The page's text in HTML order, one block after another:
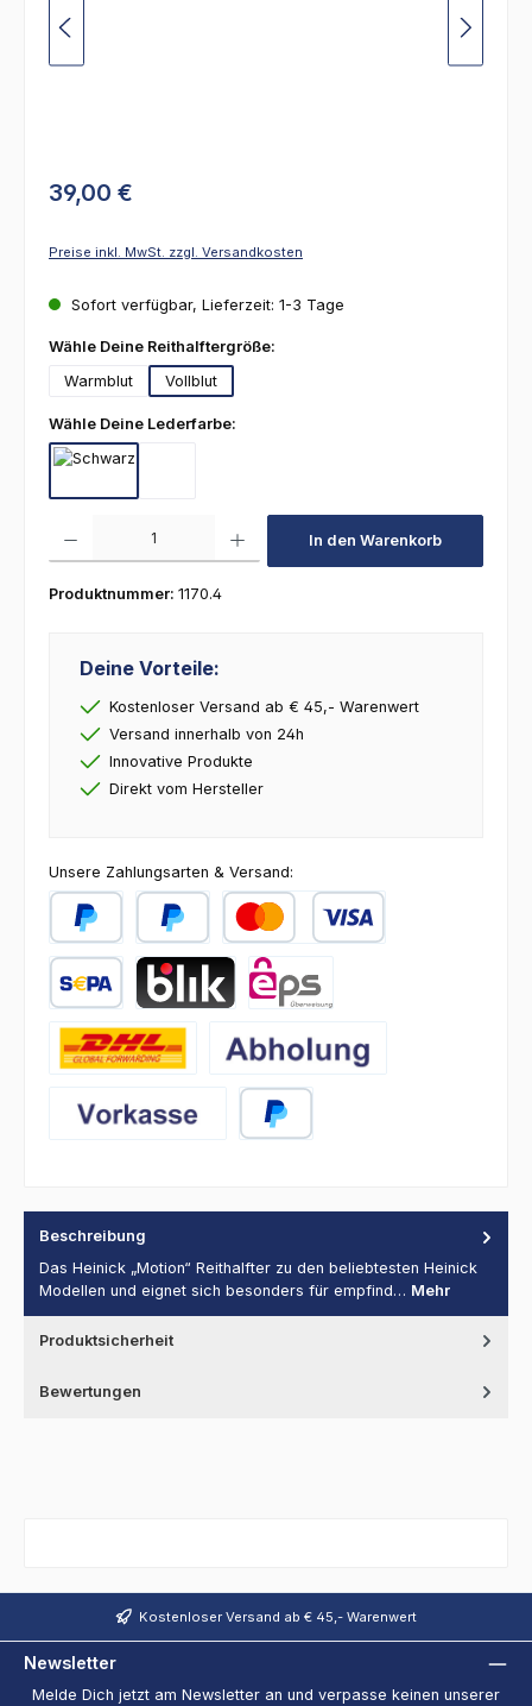
39,00 €
Preise inkl. MwSt. zzgl. Versandkosten
Sofort verfügbar, Lieferzeit: 1-3 Tage
Wähle Deine Reithalftergröße:
Warmblut
Vollblut
Wähle Deine Lederfarbe:
In den Warenkorb
Produktnummer: 1170.4
Deine Vorteile:
Kostenloser Versand ab € 45,- Warenwert
Versand innerhalb von 24h
Innovative Produkte
Direkt vom Hersteller
Unsere Zahlungsarten & Versand:
PayPal Später BezahlenKredit- oder Debitkarte
Abholung
Beschreibung
Das Heinick „Motion“ Reithalfter zu den beliebtesten Heinick
Modellen und eignet sich besonders für empfind… Mehr
Produktsicherheit
Bewertungen
Kostenloser Versand ab € 45,- Warenwert
Newsletter
Melde Dich jetzt am Newsletter an und verpasse keinen unserer